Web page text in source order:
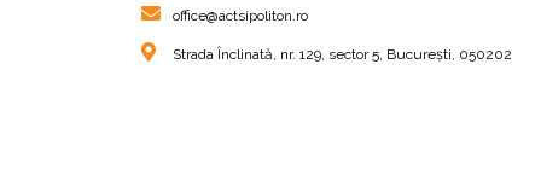
„Rochia păstra inimile altor patru
de mult își dorise să facă parte din
Cum își va reveni Tim după cumplitul
office@actsipoliton.ro
Strada Înclinată, nr. 129, sector 5, București, 050202